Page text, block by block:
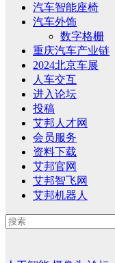
汽车智能座椅
汽车外饰
数字格栅
重庆汽车产业链
2024北京车展
人车交互
进入论坛
投稿
艾邦人才网
会员服务
资料下载
艾邦官网
艾邦智飞网
艾邦机器人